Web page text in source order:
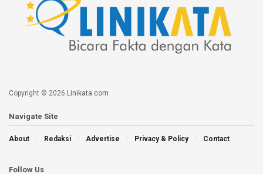
Copyright © 2026 Linikata.com
Navigate Site
About Redaksi Advertise Privacy & Policy Contact
Follow Us